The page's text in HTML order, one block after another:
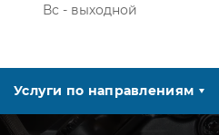
Вс - выходной
Услуги по направлениям